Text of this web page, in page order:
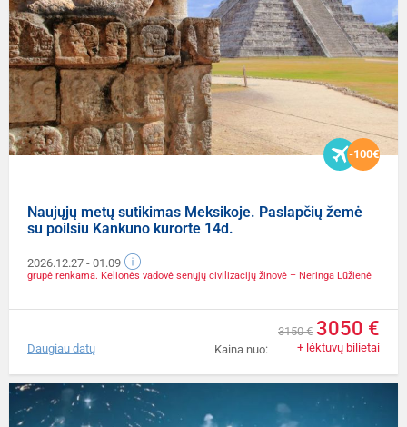
-100€
Naujųjų metų sutikimas Meksikoje. Paslapčių žemė
su poilsiu Kankuno kurorte 14d.
2026.12.27 - 01.09
grupė renkama. Kelionės vadovė senųjų civilizacijų žinovė – Neringa Lūžienė
Kaina nuo:
3150 € 3050 €
+ lėktuvų bilietai
Daugiau datų